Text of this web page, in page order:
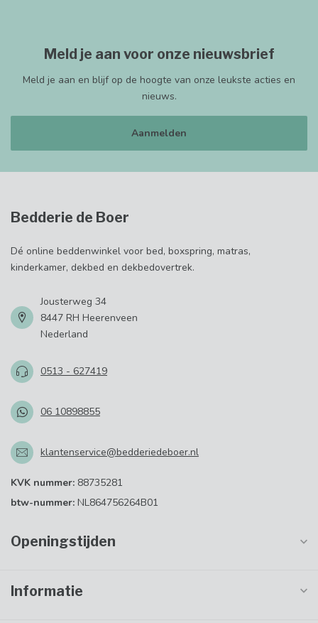
Meld je aan voor onze nieuwsbrief
Meld je aan en blijf op de hoogte van onze leukste acties en
nieuws.
Aanmelden
Bedderie de Boer
Dé online beddenwinkel voor bed, boxspring, matras,
kinderkamer, dekbed en dekbedovertrek.
Jousterweg 34
8447 RH Heerenveen
Nederland
0513 - 627419
06 10898855
klantenservice@bedderiedeboer.nl
KVK nummer: 88735281
btw-nummer: NL864756264B01
Openingstijden
Informatie